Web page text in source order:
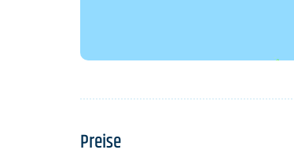
Preise